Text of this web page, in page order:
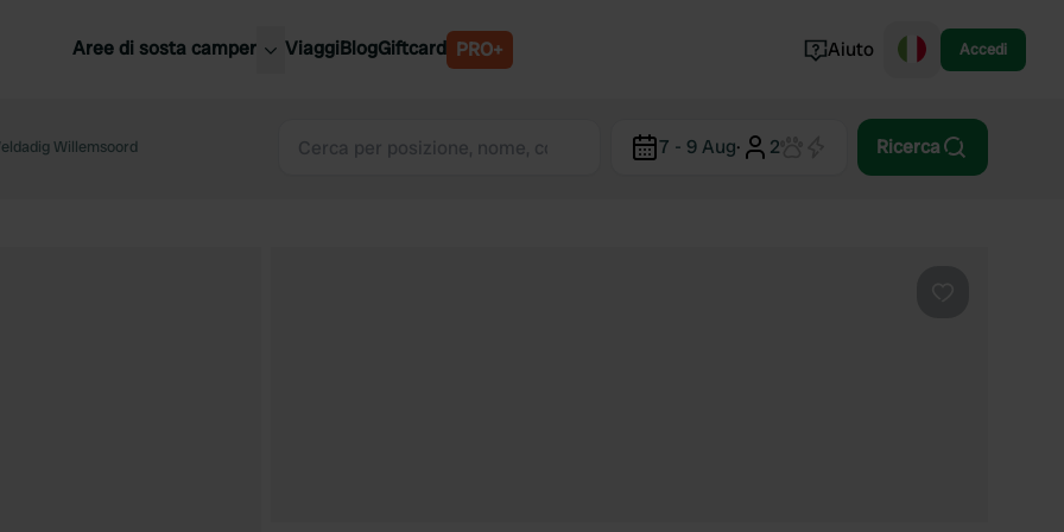
Aree di sosta camper
Slovenia
Portogallo
ViaggiBlogGiftcard PRO+ Aiuto Accedi
Willemsoord 7 - 9 Aug· 2 Ricerca